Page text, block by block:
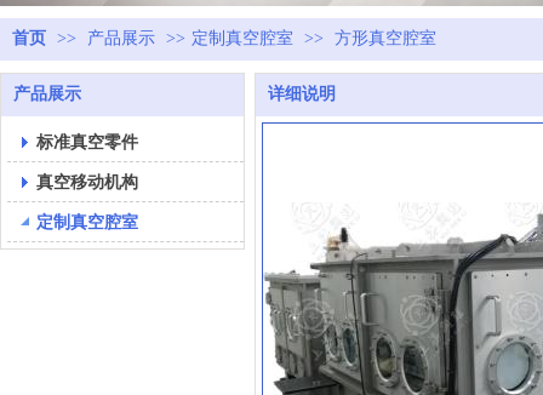
首页 >> 产品展示 >> 定制真空腔室 >> 方形真空腔室
产品展示
标准真空零件
真空移动机构
定制真空腔室
详细说明